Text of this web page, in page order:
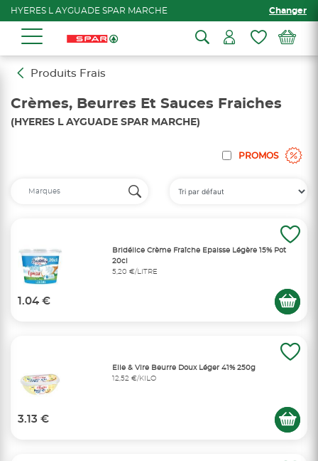
HYERES L AYGUADE SPAR MARCHE Changer
Produits Frais
Crèmes, Beurres Et Sauces Fraiches
(HYERES L AYGUADE SPAR MARCHE)
PROMOS
Bridélice Crème Fraîche Epaisse Légère 15% Pot
20cl
5,20 €/LITRE
1.04 €
Elle & Vire Beurre Doux Léger 41% 250g
12,52 €/KILO
3.13 €